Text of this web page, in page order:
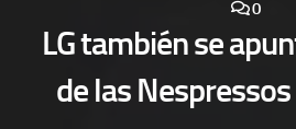
0
LG también se
de las